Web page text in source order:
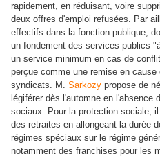
rapidement, en réduisant, voire
deux offres d'emploi refusées. Par
effectifs dans la fonction publique,
un fondement des services publics
un service minimum en cas de
perçue comme une remise en cause
syndicats. M. Sarkozy propose de
légiférer dès l'automne en l'absence
sociaux. Pour la protection sociale,
des retraites en allongeant la durée
régimes spéciaux sur le régime
notamment des franchises pour les